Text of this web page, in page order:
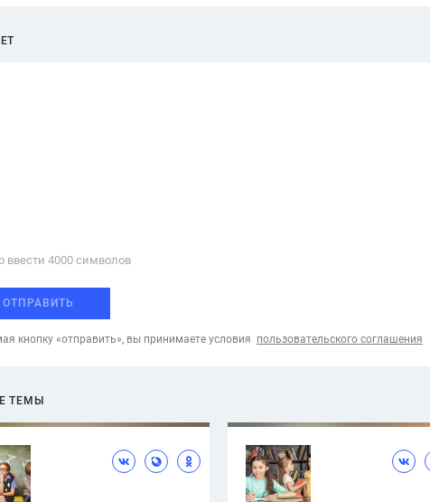
ввести 4000 cимволов
ОТПРАВИТЬ
кнопку «отправить», вы принимаете условия пользовательского соглашения
ТЕМЫ